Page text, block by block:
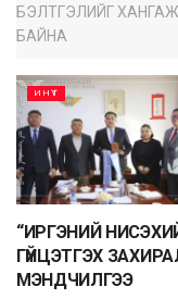
ИНҮТ
ИНҮТ
“ИРГЭНИЙ
ГҮЙЦЭТГЭХ
МЭНДЧИЛГЭЭ